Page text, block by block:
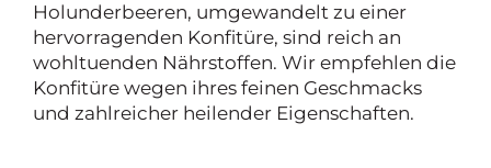
Holunderbeeren, umgewandelt zu einer
hervorragenden Konfitüre, sind reich an
wohltuenden Nährstoffen. Wir empfehlen die
Konfitüre wegen ihres feinen Geschmacks
und zahlreicher heilender Eigenschaften.